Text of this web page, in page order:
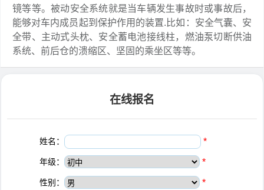
镜等等。被动安全系统就是当车辆发生事故时或事故后，
能够对车内成员起到保护作用的装置.比如：安全气囊、安
全带、主动式头枕、安全蓄电池接线柱，燃油泵切断供油
系统、前后仓的溃缩区、坚固的乘坐区等等。
在线报名
姓名： *
年级： *
性别： *